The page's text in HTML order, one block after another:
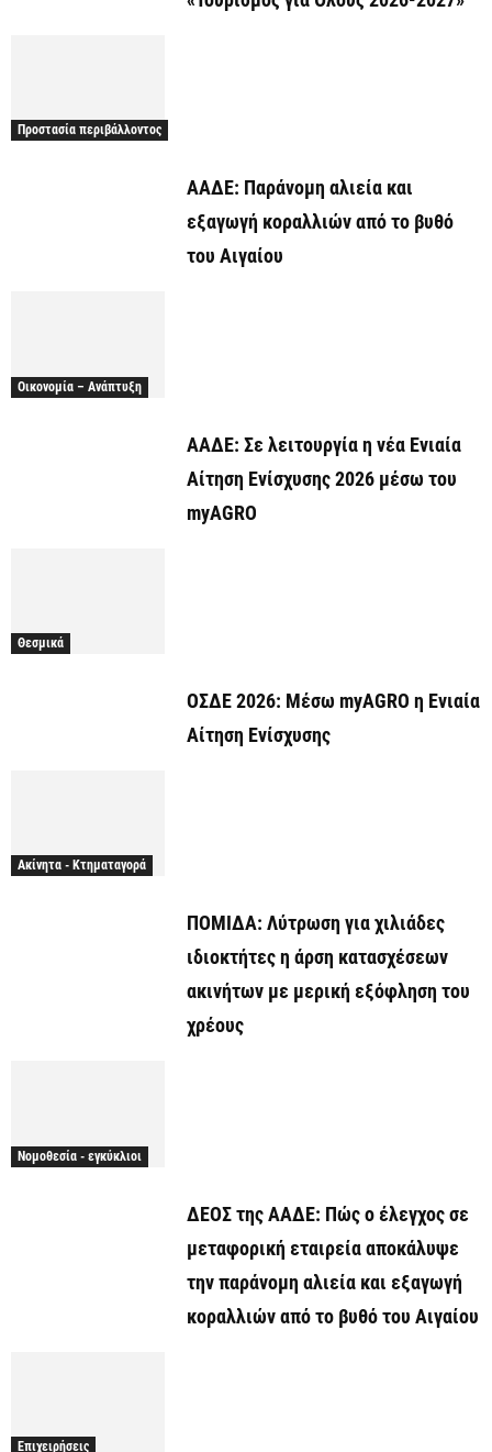
Προστασία περιβάλλοντος
ΑΑΔΕ: Παράνομη αλιεία και
εξαγωγή κοραλλιών από το βυθό
του Αιγαίου
Οικονομία – Ανάπτυξη
ΑΑΔΕ: Σε λειτουργία η νέα Ενιαία
Αίτηση Ενίσχυσης 2026 μέσω του
myAGRO
Θεσμικά
ΟΣΔΕ 2026: Μέσω myAGRO η Ενιαία
Αίτηση Ενίσχυσης
Ακίνητα - Κτηματαγορά
ΠΟΜΙΔΑ: Λύτρωση για χιλιάδες
ιδιοκτήτες η άρση κατασχέσεων
ακινήτων με μερική εξόφληση του
χρέους
Νομοθεσία - εγκύκλιοι
ΔΕΟΣ της ΑΑΔΕ: Πώς ο έλεγχος σε
μεταφορική εταιρεία αποκάλυψε
την παράνομη αλιεία και εξαγωγή
κοραλλιών από το βυθό του Αιγαίου
Επιχειρήσεις